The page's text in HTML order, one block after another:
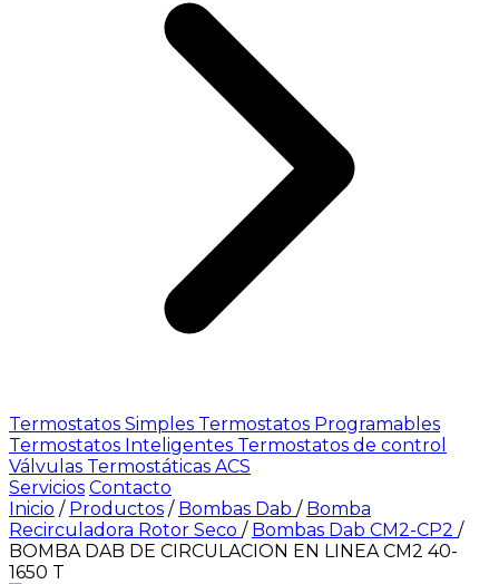
Termostatos Simples Termostatos Programables
Termostatos Inteligentes Termostatos de control
Válvulas Termostáticas ACS
Servicios Contacto
Inicio / Productos / Bombas Dab / Bomba
Recirculadora Rotor Seco / Bombas Dab CM2-CP2 /
BOMBA DAB DE CIRCULACION EN LINEA CM2 40-
1650 T